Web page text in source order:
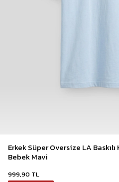
Erkek Süper Oversize LA
Bebek Mavi
999,90 TL